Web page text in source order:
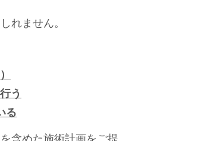
れません。
う
る
含めた施術計画をご提